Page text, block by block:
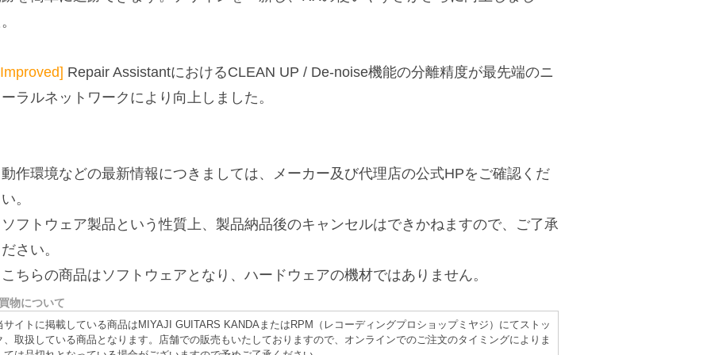
Repair AssistantにおけるCLEAN UP / De-noise機能の分離精度が最先端のニ
ラルネットワークにより向上しました。
作環境などの最新情報につきましては、メーカー及び代理店の公式HPをご確認くだ
。
フトウェア製品という性質上、製品納品後のキャンセルはできかねますので、ご了承
さい。
ちらの商品はソフトウェアとなり、ハードウェアの機材ではありません。
物について
サイトに掲載している商品はMIYAJI GUITARS KANDAまたはRPM（レコーディングプロショップミヤジ）にてストッ
、取扱している商品となります。店舗での販売もいたしておりますので、オンラインでのご注文のタイミングによりま